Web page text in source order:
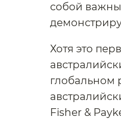
собой
Хотя это
глобальном
Fisher &